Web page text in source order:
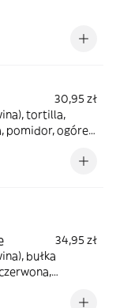
30,95 zł
tortilla,
pomidor, ogórek,
34,95 zł
bułka